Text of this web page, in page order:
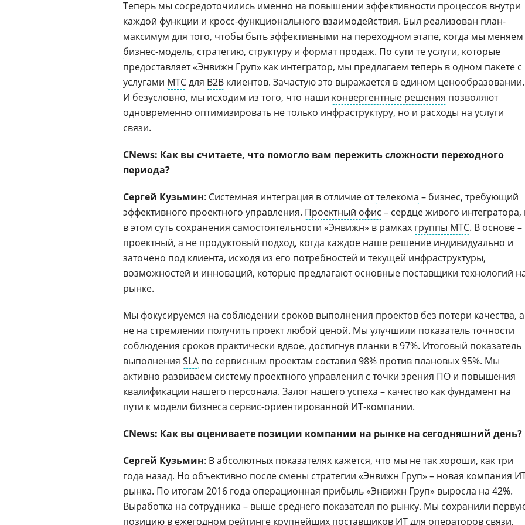
Теперь мы сосредоточились именно на повышении эффективности процессов внутри
каждой функции и кросс-функционального взаимодействия. Был реализован план-
максимум для того, чтобы быть эффективными на переходном этапе, когда мы меняем
бизнес-модель, стратегию, структуру и формат продаж. По сути те услуги, которые
предоставляет «Энвижн Груп» как интегратор, мы предлагаем теперь в одном пакете с
услугами МТСдля B2B клиентов. Зачастую это выражается в едином ценообразовании.
И безусловно, мы исходим из того, что наши конвергентные решения позволяют
одновременно оптимизировать не только инфраструктуру, но и расходы на услуги
связи.
CNews: Как вы считаете, что помогло вам пережить сложности переходного
периода?
Сергей Кузьмин: Системная интеграция в отличие оттелекома – бизнес, требующий
эффективного проектного управления. Проектный офис – сердце живого интегратора,
в этом суть сохранения самостоятельности «Энвижн» в рамках группы МТС. В основе –
проектный, а не продуктовый подход, когда каждое наше решение индивидуально и
заточено под клиента, исходя из его потребностей и текущей инфраструктуры,
возможностей и инноваций, которые предлагают основные поставщики технологий
рынке.
Мы фокусируемся на соблюдении сроков выполнения проектов без потери качества, а
не на стремлении получить проект любой ценой. Мы улучшили показатель точности
соблюдения сроков практически вдвое, достигнув планки в 97%. Итоговый показатель
выполнения SLA по сервисным проектам составил 98% против плановых 95%. Мы
активно развиваем систему проектного управления с точки зрения ПО и повышения
квалификации нашего персонала. Залог нашего успеха – качество как фундамент на
пути к модели бизнеса сервис-ориентированной ИТ-компании.
CNews: Как вы оцениваете позиции компании на рынке на сегодняшний день?
Сергей Кузьмин: В абсолютных показателях кажется, что мы не так хороши, как три
года назад. Но объективно после смены стратегии «Энвижн Груп» – новая компания
рынка. По итогам 2016 года операционная прибыль «Энвижн Груп» выросла на 42%.
Выработка на сотрудника – выше среднего показателя по рынку. Мы сохранили
позицию в ежегодном рейтинге крупнейших поставщиков ИТ для операторов связи,